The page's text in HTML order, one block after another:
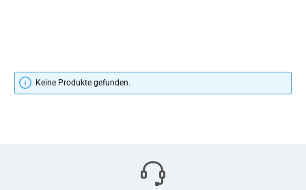
Keine Produkte gefunden.